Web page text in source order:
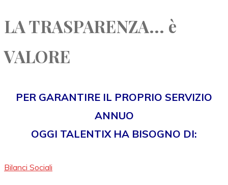
LA TRASPARENZA... è
VALORE
PER GARANTIRE IL PROPRIO SERVIZIO
ANNUO
OGGI TALENTIX HA BISOGNO DI:
Bilanci Sociali